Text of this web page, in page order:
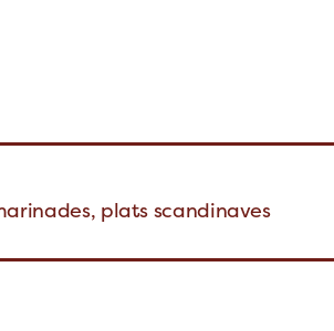
plats scandinaves